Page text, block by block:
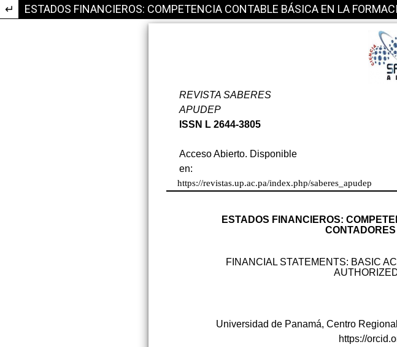
Volver a los detalles del artículo
ESTADOS FINANCIEROS: COMPETENCIA CONTABLE BÁSICA EN LA